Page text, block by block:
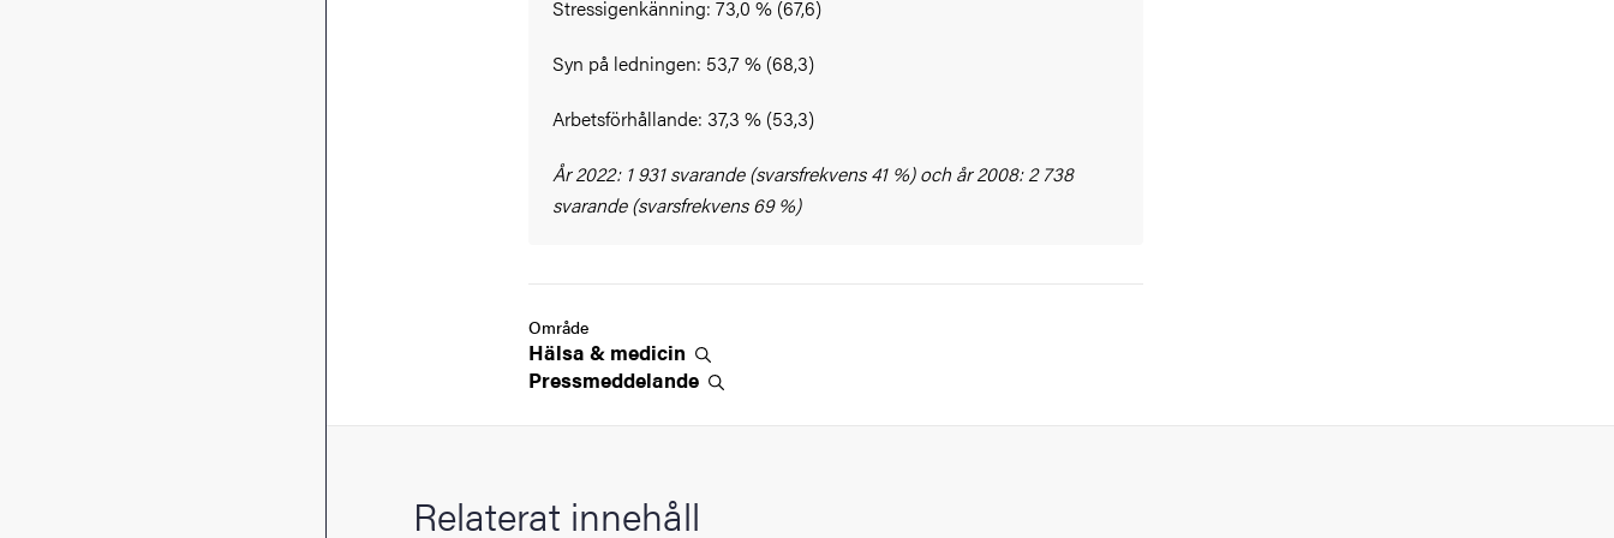
Stressigenkänning: 73,0 % (67,6)
Syn på ledningen: 53,7 % (68,3)
Arbetsförhållande: 37,3 % (53,3)
År 2022: 1 931 svarande (svarsfrekvens 41 %) och år 2008: 2 738
svarande (svarsfrekvens 69 %)
Område
Hälsa & medicin
Pressmeddelande
Relaterat innehåll